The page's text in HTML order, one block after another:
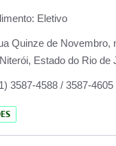
Eletivo
Quinze de Novembro,
Estado do Rio de
3587-4588 / 3587-